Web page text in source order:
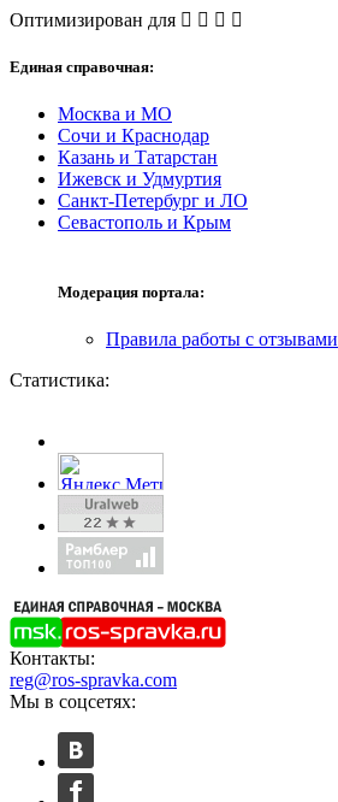
Оптимизирован для
Единая справочная:
Москва и МО
Сочи и Краснодар
Казань и Татарстан
Ижевск и Удмуртия
Санкт-Петербург и ЛО
Севастополь и Крым
Модерация портала:
Правила работы с отзывами
Статистика:
Контакты:
reg@ros-spravka.com
Мы в соцсетях: